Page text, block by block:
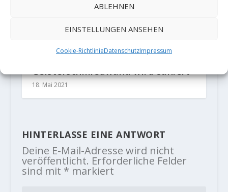
ABLEHNEN
EINSTELLUNGEN ANSEHEN
Cookie-RichtlinieDatenschutzImpressum
Geisterschmiedwand wird saniert
18. Mai 2021
HINTERLASSE EINE ANTWORT
Deine E-Mail-Adresse wird nicht
veröffentlicht. Erforderliche Felder
sind mit * markiert